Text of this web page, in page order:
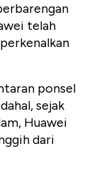
telah
ponsel
sejak
Huawei
dari